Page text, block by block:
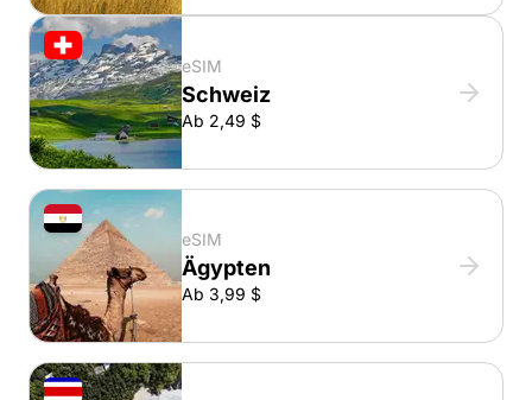
eSIM
Schweiz
Ab 2,49 $
eSIM
Ägypten
Ab 3,99 $